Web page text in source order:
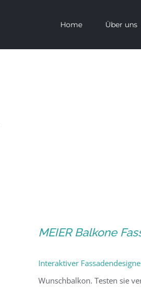
Home Über uns
MEIER Balkone
Interaktiver
Wunschbalkon. Testen sie